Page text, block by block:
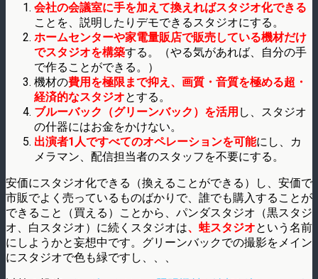
会社の会議室に手を加えて換えればスタジオ化できる
ことを、説明したりデモできるスタジオにする。
ホームセンターや家電量販店で販売している機材だけ
でスタジオを構築する。（やる気があれば、自分の手
で作ることができる。）
機材の費用を極限まで抑え、画質・音質を極める超・
経済的なスタジオとする。
ブルーバック（グリーンバック）を活用 し、スタジオ
の什器にはお金をかけない。
出演者1人ですべてのオペレーションを可能にし、カ
メラマン、配信担当者のスタッフを不要にする。
安価にスタジオ化できる（換えることができる）し、安価で
市販でよく売っているものばかりで、誰でも購入することが
できること（買える）ことから、パンダスタジオ（黒スタジ
オ、白スタジオ）に続くスタジオは、蛙スタジオという名前
にしようかと妄想中です。グリーンバックでの撮影をメイン
にスタジオで色も緑ですし、、、